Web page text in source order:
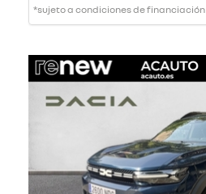
*sujeto a condiciones de financiación